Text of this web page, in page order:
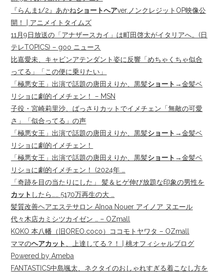
『らんま1/2』あかねショートへアver.ノンクレジットOP映像公
開！ | アニメイトタイムズ
11月9日放送の「アナザースカイ」は町田啓太がイタリアへ。(日
テレTOPICS) – goo ニュース
比嘉愛未、キャビンアテンダント姿に反響「めちゃくちゃ似合
ってる」「この便に乗りたい」
「極悪女王」出演で話題の唐田えりか、黒髪ショート →金髪ベ
リショに劇的イメチェン！ – MSN
子役・宮崎莉里沙、ばっさりカットでイメチェン「無敵の可愛
さ」「似合ってる」の声
「極悪女王」出演で話題の唐田えりか、黒髪ショート →金髪ベ
リショに劇的イメチェン！
「極悪女王」出演で話題の唐田えりか、黒髪ショート →金髪ベ
リショに劇的イメチェン！ (2024年 …
「奇跡を目の当たりにした」 髪＆ヒゲ伸び放題な印象の男性を
カット したら…… 5170万再生の大 …
髪質改善ヘアエステサロン AInoa Nouer アイノア ヌエール
代々木店カミシツカイゼン … – OZmall
KOKO 本八幡（旧OREO.coco）ココモトヤワタ – OZmall
ママのヘアカット
、上達してる？！ | 桃オフィシャルブログ
Powered by Ameba
FANTASTICS中島颯太、ネクタイのおしゃれすぎる着こなし方を